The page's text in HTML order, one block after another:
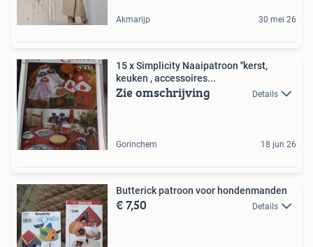
Akmarijp 30 mei 26
15 x Simplicity Naaipatroon ''kerst,
keuken , accessoires...
Zie omschrijving Details
Gorinchem 18 jun 26
Butterick patroon voor hondenmanden
€ 7,50 Details